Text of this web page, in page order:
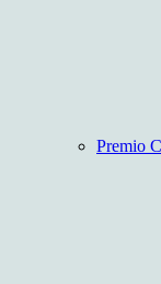
Premio